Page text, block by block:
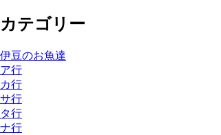
カテゴリー
伊豆のお魚達
ア行
カ行
サ行
タ行
ナ行